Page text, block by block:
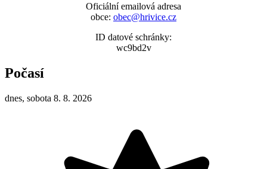
Oficiální emailová adresa
obce: obec@hrivice.cz
ID datové schránky:
wc9bd2v
Počasí
dnes, sobota 8. 8. 2026